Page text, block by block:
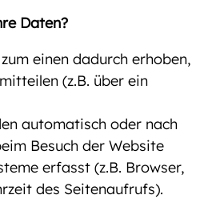
Daten?
einen dadurch erhoben,
(z.B. über ein
automatisch oder nach
Besuch der Website
erfasst (z.B. Browser,
des Seitenaufrufs).